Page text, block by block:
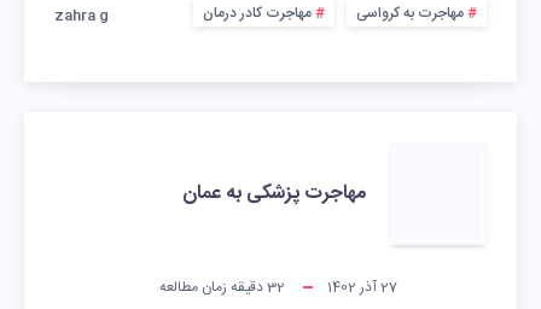
مهاجرت به کرواسی مهاجرت کادر درمان zahra g
مهاجرت پزشکی به عمان
27 آذر 1402 32دقیقه زمان مطالعه